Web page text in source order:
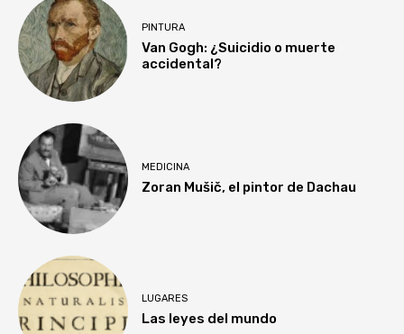
PINTURA
Van Gogh: ¿Suicidio o muerte
accidental?
MEDICINA
Zoran Mušič, el pintor de Dachau
LUGARES
Las leyes del mundo